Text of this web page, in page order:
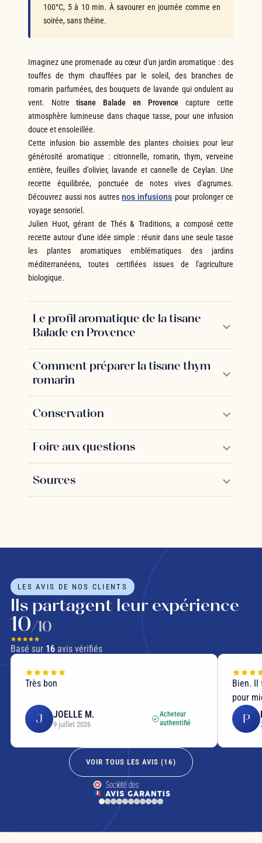
100°C, 5 à 10 min. À savourer en journée comme en
soirée, sans théine.
Imaginez une promenade au cœur d'un jardin aromatique : des
touffes de thym chauffées par le soleil, des branches de
romarin parfumées, des bouquets de lavande qui ondulent au
vent. Notretisane Balade en Provence capture cette
atmosphère lumineuse dans chaque tasse, pour une infusion
douce et ensoleillée.
Cette infusion bio assemble des plantes choisies pour leur
générosité aromatique : citronnelle, romarin, thym, verveine
entière, feuilles d'olivier, lavande et cannelle de Ceylan. Une
recette équilibrée, ponctuée de notes vives d'agrumes.
Découvrez aussi nos autresnos infusions pour prolonger ce
voyage sensoriel.
Julien Huot, gérant de Thés & Traditions, a composé cette
recette autour d'une idée simple : réunir dans une seule tasse
les plantes aromatiques emblématiques des jardins
méditerranéens, toutes certifiées issues de l'agriculture
biologique.
Le profil aromatique de la tisane
Balade en Provence
Comment préparer la tisane thym
romarin
Conservation
Foire aux questions
Sources
LES AVIS DE NOS CLIENTS
Ils partagent leur expérience
10/10
Basé sur 16avis vérifiés
Très bon
J JOELLE M.
9 juillet 2026
Acheteur
authentifié
Bien.
pour
P
VOIR TOUS LES AVIS (16)